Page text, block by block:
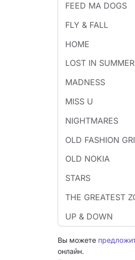
FEED MA DOGS
FLY & FALL
HOME
LOST IN SUMMER
MADNESS
MISS U
NIGHTMARES
OLD FASHION
OLD NOKIA
STARS
THE GREATEST
UP & DOWN
Вы можете
онлайн.